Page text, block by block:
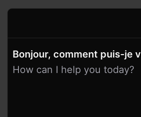
Bonjour, comment puis-je
How can I help you today?